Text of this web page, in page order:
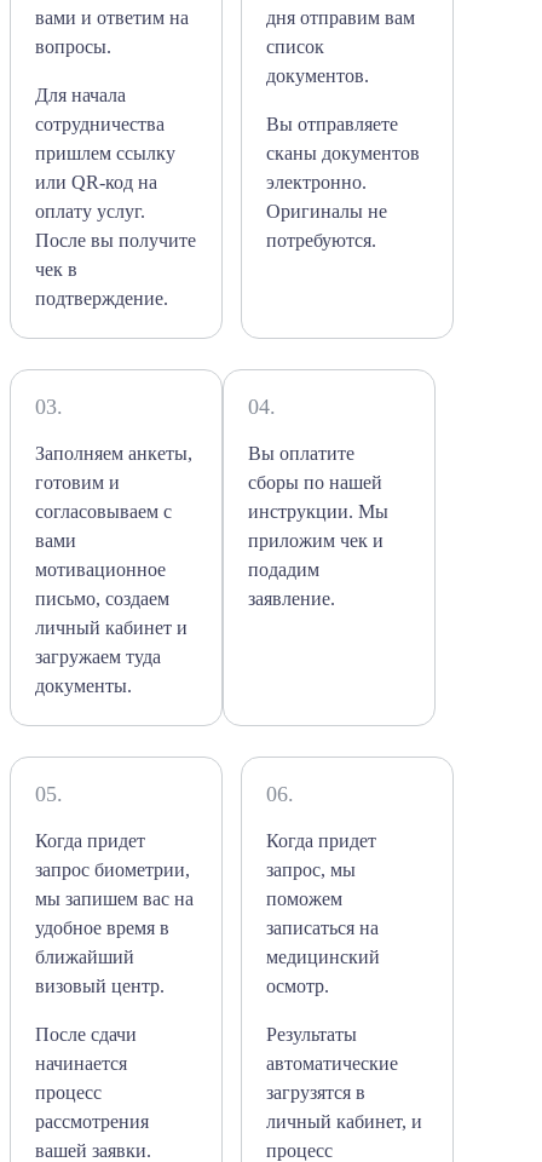
вами и ответим на
вопросы.
Для начала
сотрудничества
пришлем ссылку
или QR-код на
оплату услуг.
После вы получите
чек в
подтверждение.
дня отправим вам
список
документов.
Вы отправляете
сканы документов
электронно.
Оригиналы не
потребуются.
03.
Заполняем анкеты,
готовим и
согласовываем с
вами
мотивационное
письмо, создаем
личный кабинет и
загружаем туда
документы.
04.
Вы оплатите
сборы по нашей
инструкции. Мы
приложим чек и
подадим
заявление.
05.
Когда придет
запрос биометрии,
мы запишем вас на
удобное время в
ближайший
визовый центр.
После сдачи
начинается
процесс
рассмотрения
вашей заявки.
06.
Когда придет
запрос, мы
поможем
записаться на
медицинский
осмотр.
Результаты
автоматические
загрузятся в
личный кабинет, и
процесс